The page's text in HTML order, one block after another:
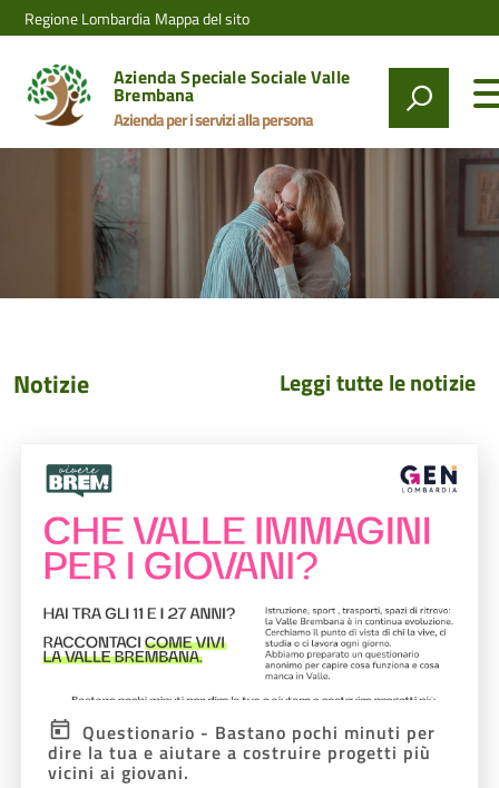
Regione Lombardia Mappa del sito
Azienda Speciale Sociale Valle
Brembana
Azienda per i servizi alla persona
Notizie Leggi tutte le notizie
Questionario - Bastano pochi minuti per
dire la tua e aiutare a costruire progetti più
vicini ai giovani.